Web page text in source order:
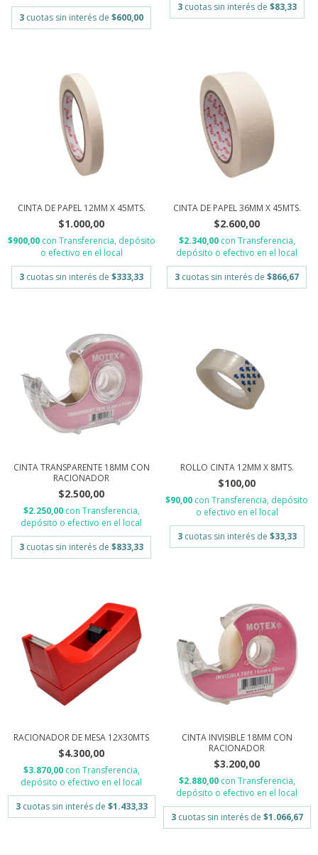
3 cuotas sin interés de $600,00
3 cuotas sin interés de $83,33
CINTA DE PAPEL 12MM X 45MTS.
$1.000,00
$900,00 con Transferencia, depósito
o efectivo en el local
3 cuotas sin interés de $333,33
CINTA DE PAPEL 36MM X 45MTS.
$2.600,00
$2.340,00 con Transferencia,
depósito o efectivo en el local
3 cuotas sin interés de $866,67
CINTA TRANSPARENTE 18MM CON
RACIONADOR
$2.500,00
$2.250,00 con Transferencia,
depósito o efectivo en el local
3 cuotas sin interés de $833,33
ROLLO CINTA 12MM X 8MTS.
$100,00
$90,00 con Transferencia, depósito
o efectivo en el local
3 cuotas sin interés de $33,33
RACIONADOR DE MESA 12X30MTS
$4.300,00
$3.870,00 con Transferencia,
depósito o efectivo en el local
3 cuotas sin interés de $1.433,33
CINTA INVISIBLE 18MM CON
RACIONADOR
$3.200,00
$2.880,00 con Transferencia,
depósito o efectivo en el local
3 cuotas sin interés de $1.066,67